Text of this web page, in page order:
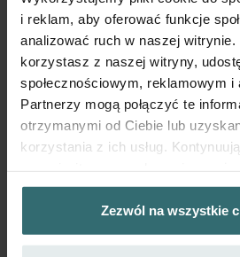
i reklam, aby oferować funkcje
analizować ruch w naszej
korzystasz z naszej witryny,
społecznościowym, reklamowym i
Partnerzy mogą połączyć te
otrzymanymi od Ciebie lub
korzystania z ich usług.
Datenschutzerklärung der Zehnder
Zezwól na wszystkie